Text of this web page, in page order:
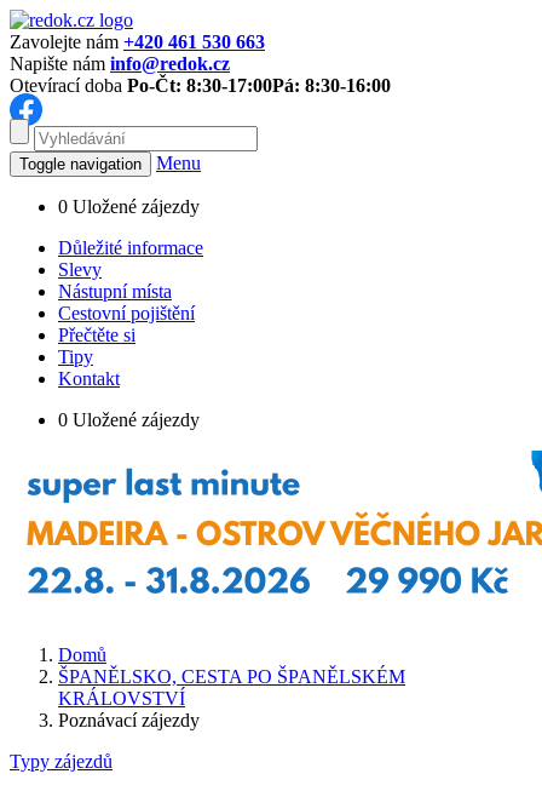
Zavolejte nám +420 461 530 663
Napište nám info@redok.cz
Otevírací doba Po-Čt: 8:30-17:00Pá: 8:30-16:00
Toggle navigation Menu
0 Uložené zájezdy
Důležité informace
Slevy
Nástupní místa
Cestovní pojištění
Přečtěte si
Tipy
Kontakt
0 Uložené zájezdy
Domů
ŠPANĚLSKO, CESTA PO ŠPANĚLSKÉM
KRÁLOVSTVÍ
Poznávací zájezdy
Typy zájezdů